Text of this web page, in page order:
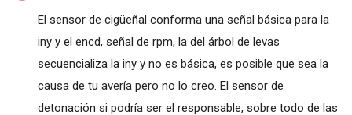
El sensor de cigüeñal conforma una señal básica para la
iny y el encd, señal de rpm, la del árbol de levas
secuencializa la iny y no es básica, es posible que sea la
causa de tu avería pero no lo creo. El sensor de
detonación si podría ser el responsable, sobre todo de las